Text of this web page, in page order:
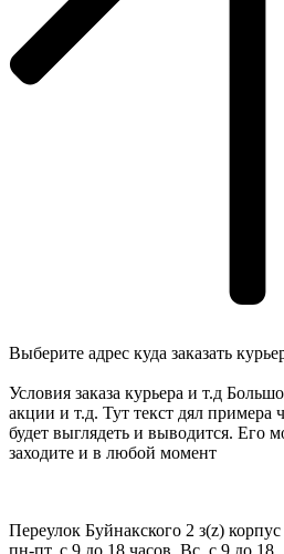
Выберите адрес куда заказать
Условия заказа курьера и т.д
акции и т.д. Тут текст дял
будет выглядеть и выводится. Его
заходите и в любой момент
Переулок Буйнакского 2 з(z) корпус
пн-пт, с 9 до 18 часов. Вс. с 9 до 18.